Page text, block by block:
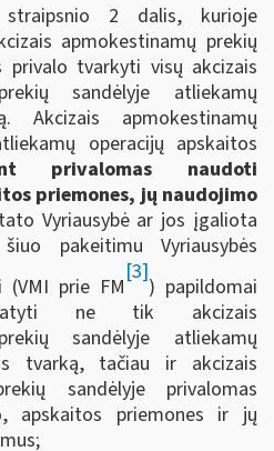
2 dalis, kurioje
apmokestinamų prekių
privalo tvarkyti visų akcizais
sandėlyje atliekamų
Akcizais apmokestinamų
operacijų apskaitos
privalomas naudoti
priemones, jų naudojimo
Vyriausybė ar jos įgaliota
pakeitimu Vyriausybės
prie FM
[3]
) papildomai
ne tik akcizais
sandėlyje atliekamų
tvarką, tačiau ir akcizais
sandėlyje privalomas
apskaitos priemones ir jų